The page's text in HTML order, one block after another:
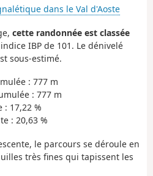
dans le Val d'Aoste
cette randonnée est classée
IBP de 101. Le dénivelé
sous-estimé.
: 777 m
: 777 m
: 17,22 %
: 20,63 %
le parcours se déroule en
très fines qui tapissent les